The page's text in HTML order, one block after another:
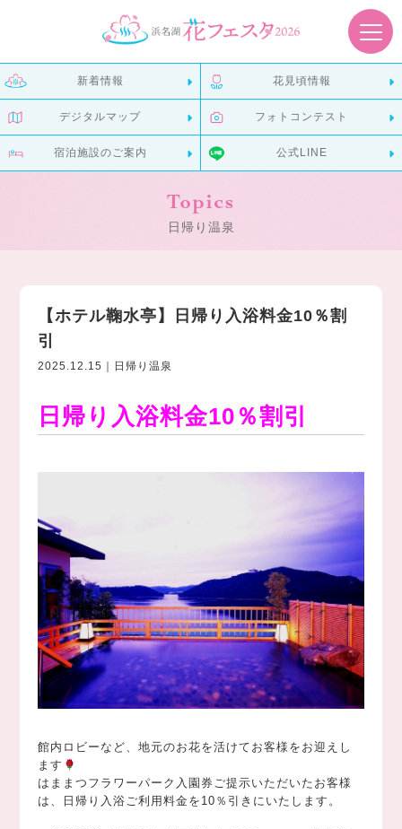
新着情報 花見頃情報
デジタルマップ フォトコンテスト
宿泊施設のご案内 公式LINE
Topics
日帰り温泉
【ホテル鞠水亭】日帰り入浴料金10％割
引
2025.12.15｜日帰り温泉
日帰り入浴料金10％割引
館内ロビーなど、地元のお花を活けてお客様をお迎えし
ます
はままつフラワーパーク入園券ご提示いただいたお客様
は、日帰り入浴ご利用料金を10％引きにいたします。